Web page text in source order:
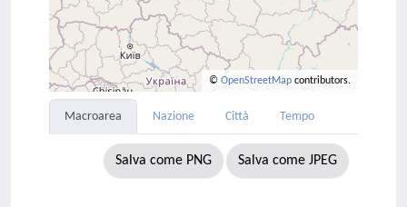
© OpenStreetMap contributors.
Macroarea Nazione Città Tempo
Salva come PNG Salva come JPEG